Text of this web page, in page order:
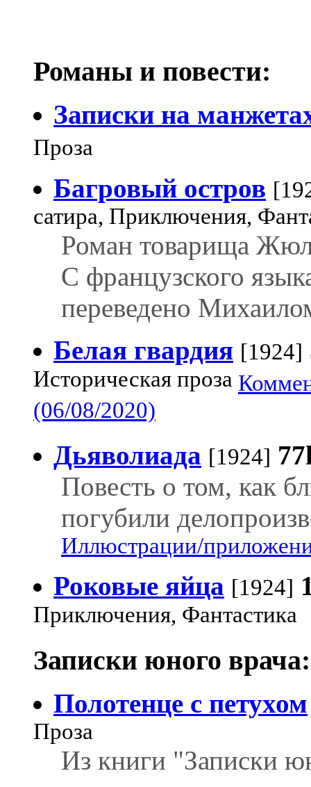
Романы и повести:
Записки на
Проза
Багровый остров
сатира, Приключения,
Роман товарища
С французского
переведено
Белая гвардия [1924]
Историческая проза
(06/08/2020)
Дьяволиада [1924]
Повесть о том, как
погубили
Иллюстрации/
Роковые яйца [1924]
Приключения, Фантастика
Записки юного врача:
Полотенце с петухом
Проза
Из книги "Записки